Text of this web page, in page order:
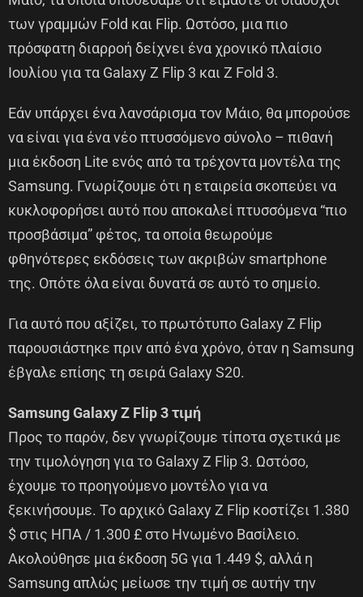
των γραμμών Fold και Flip. Ωστόσο, μια πιο
πρόσφατη διαρροή δείχνει ένα χρονικό πλαίσιο
Ιουλίου για τα Galaxy Z Flip 3 και Z Fold 3.
Εάν υπάρχει ένα λανσάρισμα τον Μάιο, θα μπορούσε
να είναι για ένα νέο πτυσσόμενο σύνολο – πιθανή
μια έκδοση Lite ενός από τα τρέχοντα μοντέλα της
Samsung. Γνωρίζουμε ότι η εταιρεία σκοπεύει να
κυκλοφορήσει αυτό που αποκαλεί πτυσσόμενα “πιο
προσβάσιμα” φέτος, τα οποία θεωρούμε
φθηνότερες εκδόσεις των ακριβών smartphone
της. Οπότε όλα είναι δυνατά σε αυτό το σημείο.
Για αυτό που αξίζει, το πρωτότυπο Galaxy Z Flip
παρουσιάστηκε πριν από ένα χρόνο, όταν η Samsung
έβγαλε επίσης τη σειρά Galaxy S20.
Samsung Galaxy Z Flip 3 τιμή
Προς το παρόν, δεν γνωρίζουμε τίποτα σχετικά με
την τιμολόγηση για το Galaxy Z Flip 3. Ωστόσο,
έχουμε το προηγούμενο μοντέλο για να
ξεκινήσουμε. Το αρχικό Galaxy Z Flip κοστίζει 1.380
$ στις ΗΠΑ / 1.300 £ στο Ηνωμένο Βασίλειο.
Ακολούθησε μια έκδοση 5G για 1.449 $, αλλά η
Samsung απλώς μείωσε την τιμή σε αυτήν την